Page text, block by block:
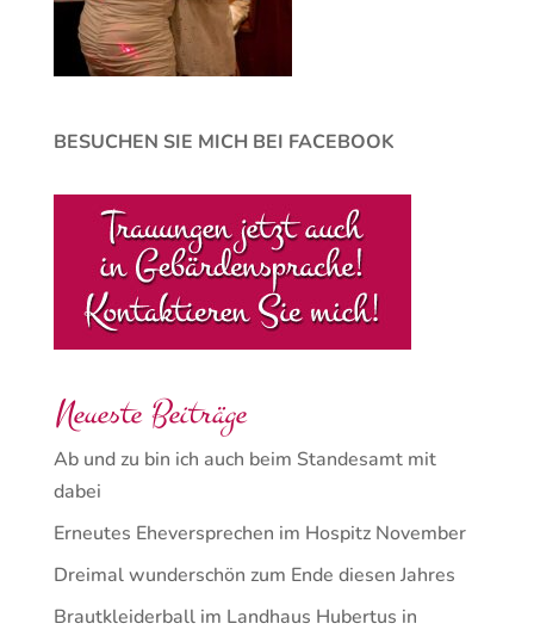
BESUCHEN SIE MICH BEI FACEBOOK
Neueste Beiträge
Ab und zu bin ich auch beim Standesamt mit
dabei
Erneutes Eheversprechen im Hospitz November
Dreimal wunderschön zum Ende diesen Jahres
Brautkleiderball im Landhaus Hubertus in